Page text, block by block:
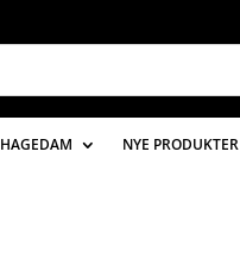
HAGEDAM NYE PRODUKTER